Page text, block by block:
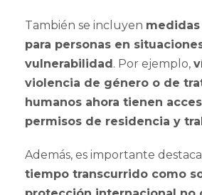
También se incluyen
para personas en
vulnerabilidad. Por ejemplo,
violencia de género o de
humanos ahora tienen
permisos de residencia y
Además, es importante
tiempo transcurrido como